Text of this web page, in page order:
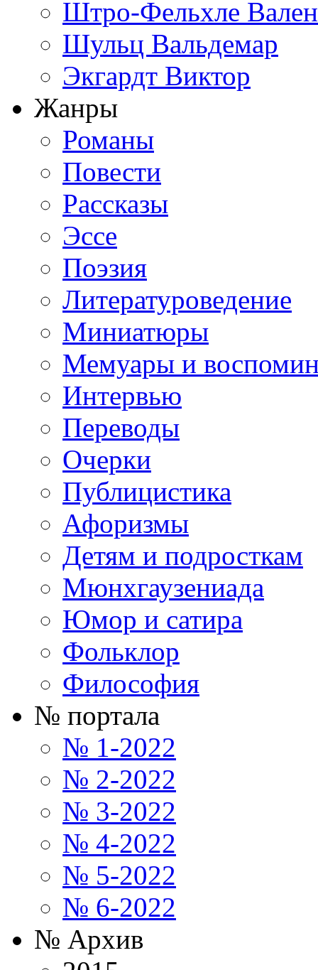
Штро-Фельхле
Шульц Вальдемар
Экгардт Виктор
Жанры
Романы
Повести
Рассказы
Эссе
Поэзия
Литературоведение
Миниатюры
Мемуары и
Интервью
Переводы
Очерки
Публицистика
Афоризмы
Детям и подросткам
Мюнхгаузениада
Юмор и сатира
Фольклор
Философия
№ портала
№ 1-2022
№ 2-2022
№ 3-2022
№ 4-2022
№ 5-2022
№ 6-2022
№ Архив